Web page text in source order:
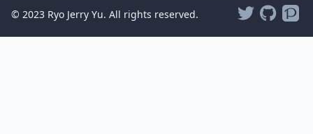
© 2023 Ryo Jerry Yu. All rights reserved.